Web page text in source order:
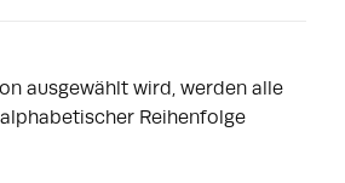
ausgewählt wird, werden alle
Reihenfolge